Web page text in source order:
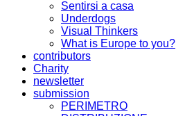
Sentirsi a casa
Underdogs
Visual Thinkers
What is Europe to you?
contributors
Charity
newsletter
submission
PERIMETRO